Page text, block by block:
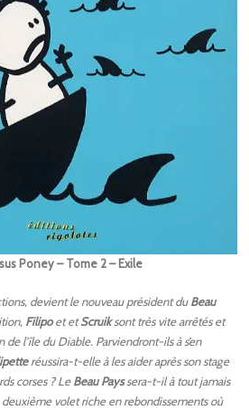
Poney – Tome 2 – Exile
devient le nouveau président duBeau
Filipoet etScruiksont très vite arrêtés et
l’île du Diable. Parviendront-ils à s’en
réussira-t-elle à les aider après son stage
corses ? LeBeau Payssera-t-il à tout jamais
volet riche en rebondissements où